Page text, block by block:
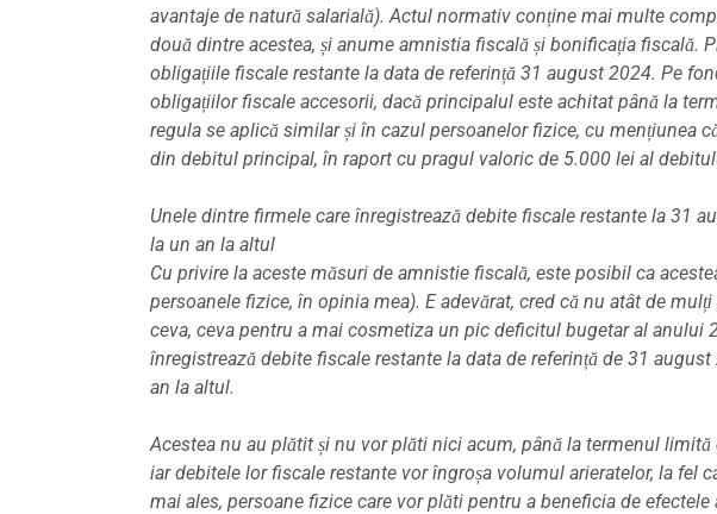
avantaje de natură salarială). Actul normativ conține mai multe
două dintre acestea, și anume amnistia fiscală și bonificația fiscală.
obligațiile fiscale restante la data de referință 31 august 2024. Pe
obligațiilor fiscale accesorii, dacă principalul este achitat până la
regula se aplică similar și în cazul persoanelor fizice, cu mențiunea
din debitul principal, în raport cu pragul valoric de 5.000 lei al
Unele dintre firmele care înregistrează debite fiscale restante la 31
la un an la altul
Cu privire la aceste măsuri de amnistie fiscală, este posibil ca
persoanele fizice, în opinia mea). E adevărat, cred că nu atât de
ceva, ceva pentru a mai cosmetiza un pic deficitul bugetar al anului
înregistrează debite fiscale restante la data de referință de 31
an la altul.
Acestea nu au plătit și nu vor plăti nici acum, până la termenul
iar debitele lor fiscale restante vor îngroșa volumul arieratelor, la fel
mai ales, persoane fizice care vor plăti pentru a beneficia de